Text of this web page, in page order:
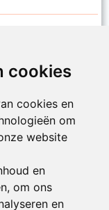
cookies
cookies en
om
website
en
om ons
en